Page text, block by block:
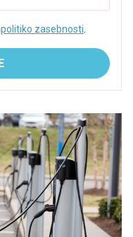
politiko zasebnosti